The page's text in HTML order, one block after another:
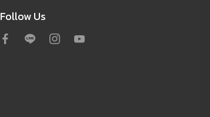
Follow Us